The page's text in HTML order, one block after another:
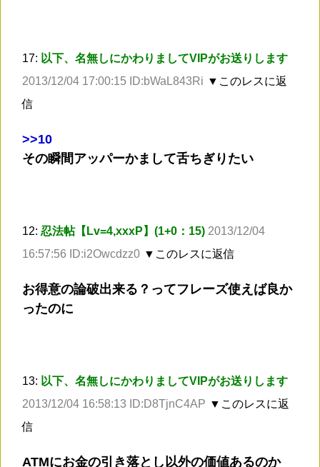
17: 以下、名無しにかわりましてVIPがお送りします
2013/12/04 17:00:15 ID:bWaL843Ri ▼このレスに返
信
>>10
その瞬間アッパーかまして舌ちぎりたい
12: 忍法帖【Lv=4,xxxP】(1+0：15) 2013/12/04
16:57:56 ID:i2Owcdzz0 ▼このレスに返信
お得意の論破出来る？ってフレーズ使えば良か
ったのに
13: 以下、名無しにかわりましてVIPがお送りします
2013/12/04 16:58:13 ID:D8TjnC4AP ▼このレスに返
信
ATMにお金の引き落とし以外の価値あるのか